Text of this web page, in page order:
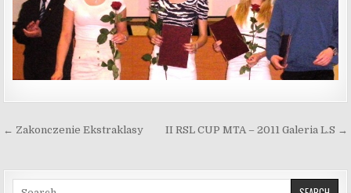
Nawigacja wpisuII RSL CUP MTA – 2011 Galeria L.S →
← Zakonczenie Ekstraklasy
Search for: